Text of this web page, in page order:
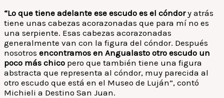
“Lo que tiene adelante ese escudo es el cóndory atrás
tiene unas cabezas acorazonadas que para mí no es
una serpiente. Esas cabezas acorazonadas
generalmente van con la figura del cóndor. Después
nosotros encontramos en Angualasto otro escudo un
poco más chico pero que también tiene una figura
abstracta que representa al cóndor, muy parecida al
otro escudo que está en el Museo de Luján”, contó
Michieli a Destino San Juan.